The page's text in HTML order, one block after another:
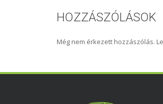
HOZZÁSZÓLÁSOK
Még nem érkezett hozzászólás.